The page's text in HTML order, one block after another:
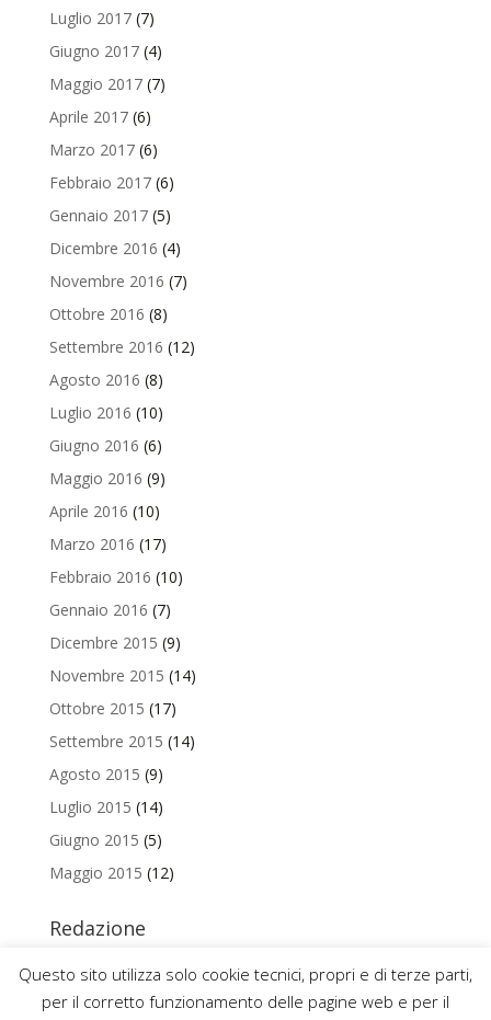
Luglio 2017(7)
Giugno 2017(4)
Maggio 2017(7)
Aprile 2017(6)
Marzo 2017(6)
Febbraio 2017(6)
Gennaio 2017(5)
Dicembre 2016 (4)
Novembre 2016 (7)
Ottobre 2016 (8)
Settembre 2016 (12)
Agosto 2016 (8)
Luglio 2016 (10)
Giugno 2016 (6)
Maggio 2016 (9)
Aprile 2016 (10)
Marzo 2016 (17)
Febbraio 2016 (10)
Gennaio 2016 (7)
Dicembre 2015 (9)
Novembre 2015 (14)
Ottobre 2015 (17)
Settembre 2015 (14)
Agosto 2015 (9)
Luglio 2015 (14)
Giugno 2015 (5)
Maggio 2015 (12)
Redazione
uniamo@uniurb.it
Questo sito utilizza solo cookie tecnici, propri e di terze parti,
per il corretto funzionamento delle pagine web e per il